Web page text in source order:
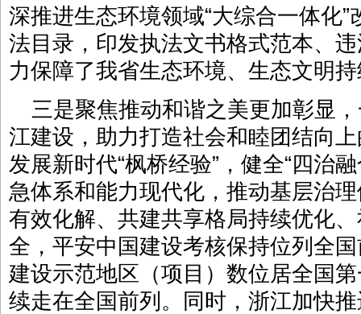
深推进生态环境领域“大综合一体化
法目录，印发执法文书格式范本、
力保障了我省生态环境、生态文明
三是聚焦推动和谐之美更加彰显
江建设，助力打造社会和睦团结向
发展新时代“枫桥经验”，健全“四治
急体系和能力现代化，推动基层治
有效化解、共建共享格局持续优化
全，平安中国建设考核保持位列全
建设示范地区（项目）数位居全国
续走在全国前列。同时，浙江加快